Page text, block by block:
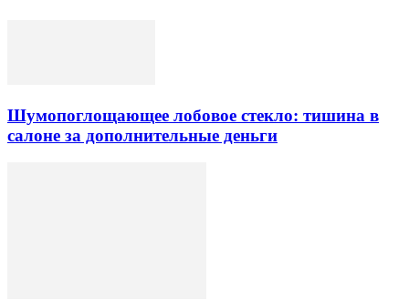
Шумопоглощающее лобовое стекло: тишина в
салоне за дополнительные деньги